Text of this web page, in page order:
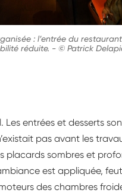
: l’entrée du
réduite. - © Patrick
Les entrées et desserts
pas avant les
placards sombres et
est appliquée,
des chambres